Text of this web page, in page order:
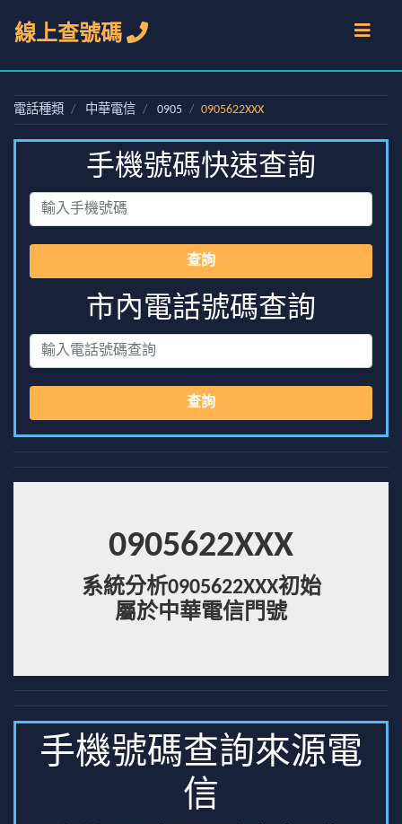
線上查號碼
電話種類 中華電信 0905 0905622XXX
手機號碼快速查詢
查詢
市內電話號碼查詢
查詢
0905622XXX
系統分析0905622XXX初始
屬於中華電信門號
手機號碼查詢來源電
信